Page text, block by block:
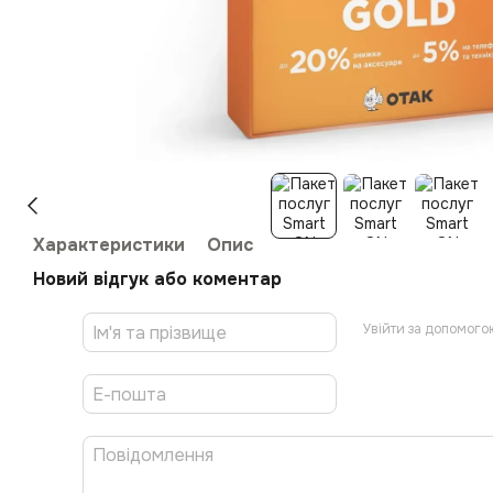
Характеристики
Опис
Новий відгук або коментар
Увійти за